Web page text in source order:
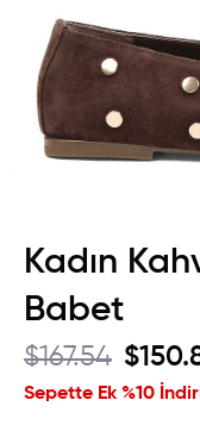
Kadın
Babet
$167.54
Sepette Ek %10